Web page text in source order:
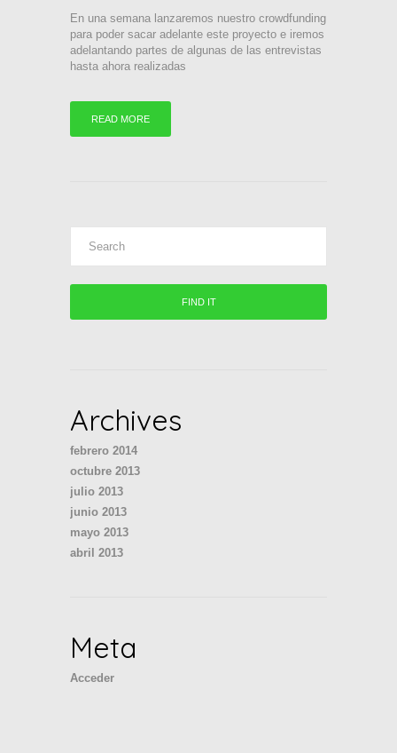
En una semana lanzaremos nuestro crowdfunding
para poder sacar adelante este proyecto e iremos
adelantando partes de algunas de las entrevistas
hasta ahora realizadas
READ MORE
Archives
febrero 2014
octubre 2013
julio 2013
junio 2013
mayo 2013
abril 2013
Meta
Acceder